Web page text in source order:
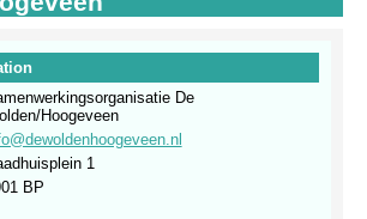
De
Hoogeveen
1
BP